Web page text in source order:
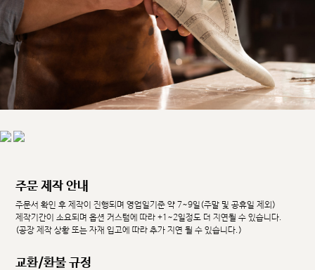
주문 제작 안내
주문서 확인 후 제작이 진행되며 영업일기준 약 7~9일(주말 및 공휴일 제외)
제작기간이 소요되며 옵션 커스텀에 따라 +1~2일정도 더 지연될 수 있습니다.
(공장 제작 상황 또는 자재 입고에 따라 추가 지연 될 수 있습니다.)
교환/환불 규정